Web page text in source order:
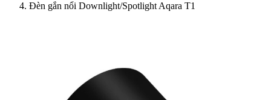
Đèn gắn nổi Downlight/Spotlight Aqara T1